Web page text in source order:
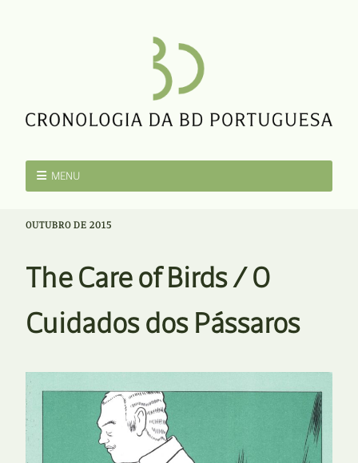
MENU
OUTUBRO DE 2015
The Care of Birds / O
Cuidados dos Pássaros